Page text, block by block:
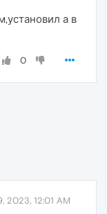
а в
0
2023, 12:01 AM